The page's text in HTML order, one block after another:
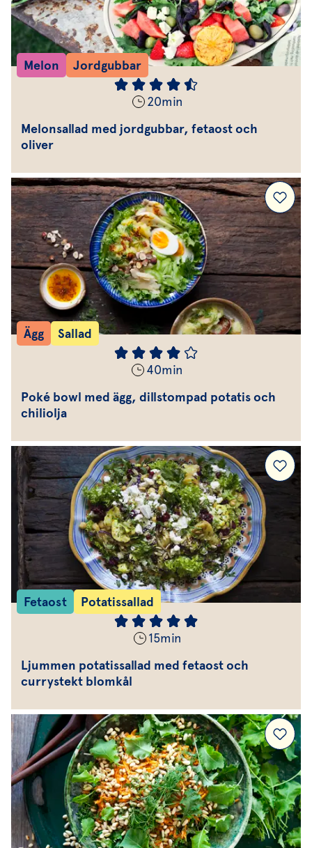
Melon Jordgubbar
20min
Melonsallad med jordgubbar, fetaost och
oliver
Ägg Sallad
40min
Poké bowl med ägg, dillstompad potatis och
chiliolja
Fetaost Potatissallad
15min
Ljummen potatissallad med fetaost och
currystekt blomkål